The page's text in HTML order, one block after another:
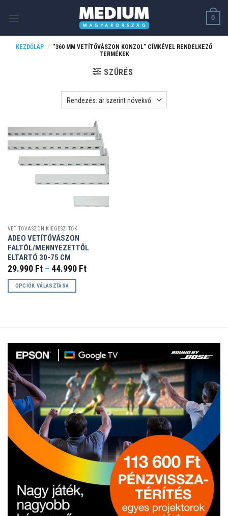
0
KEZDŐLAP / “360 MM VETÍTŐVÁSZON KONZOL” CÍMKÉVEL RENDELKEZŐ
TERMÉKEK
SZŰRÉS
VETÍTŐVÁSZON KIEGÉSZÍTŐK
ADEO VETÍTŐVÁSZON
FALTÓL/MENNYEZETTŐL
ELTARTÓ 30-75 CM
29.990 Ft – 44.990 FtÁrtartomány:
OPCIÓK VÁLASZTÁSA
van.
A
változatok
a
termékoldalon
választhatók